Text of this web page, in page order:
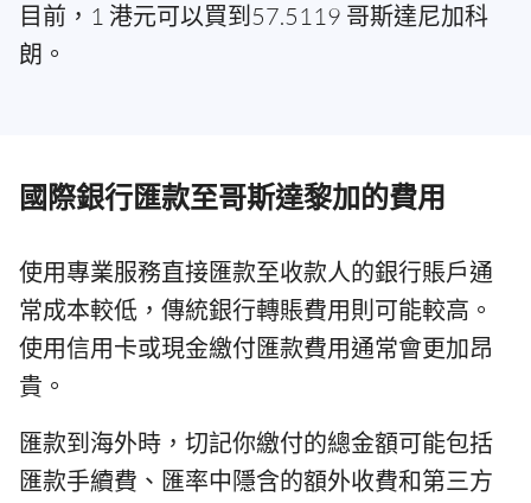
目前，1 港元可以買到57.5119 哥斯達尼加科
朗。
國際銀行匯款至哥斯達黎加的費用
使用專業服務直接匯款至收款人的銀行賬戶通
常成本較低，傳統銀行轉賬費用則可能較高。
使用信用卡或現金繳付匯款費用通常會更加昂
貴。
匯款到海外時，切記你繳付的總金額可能包括
匯款手續費、匯率中隱含的額外收費和第三方